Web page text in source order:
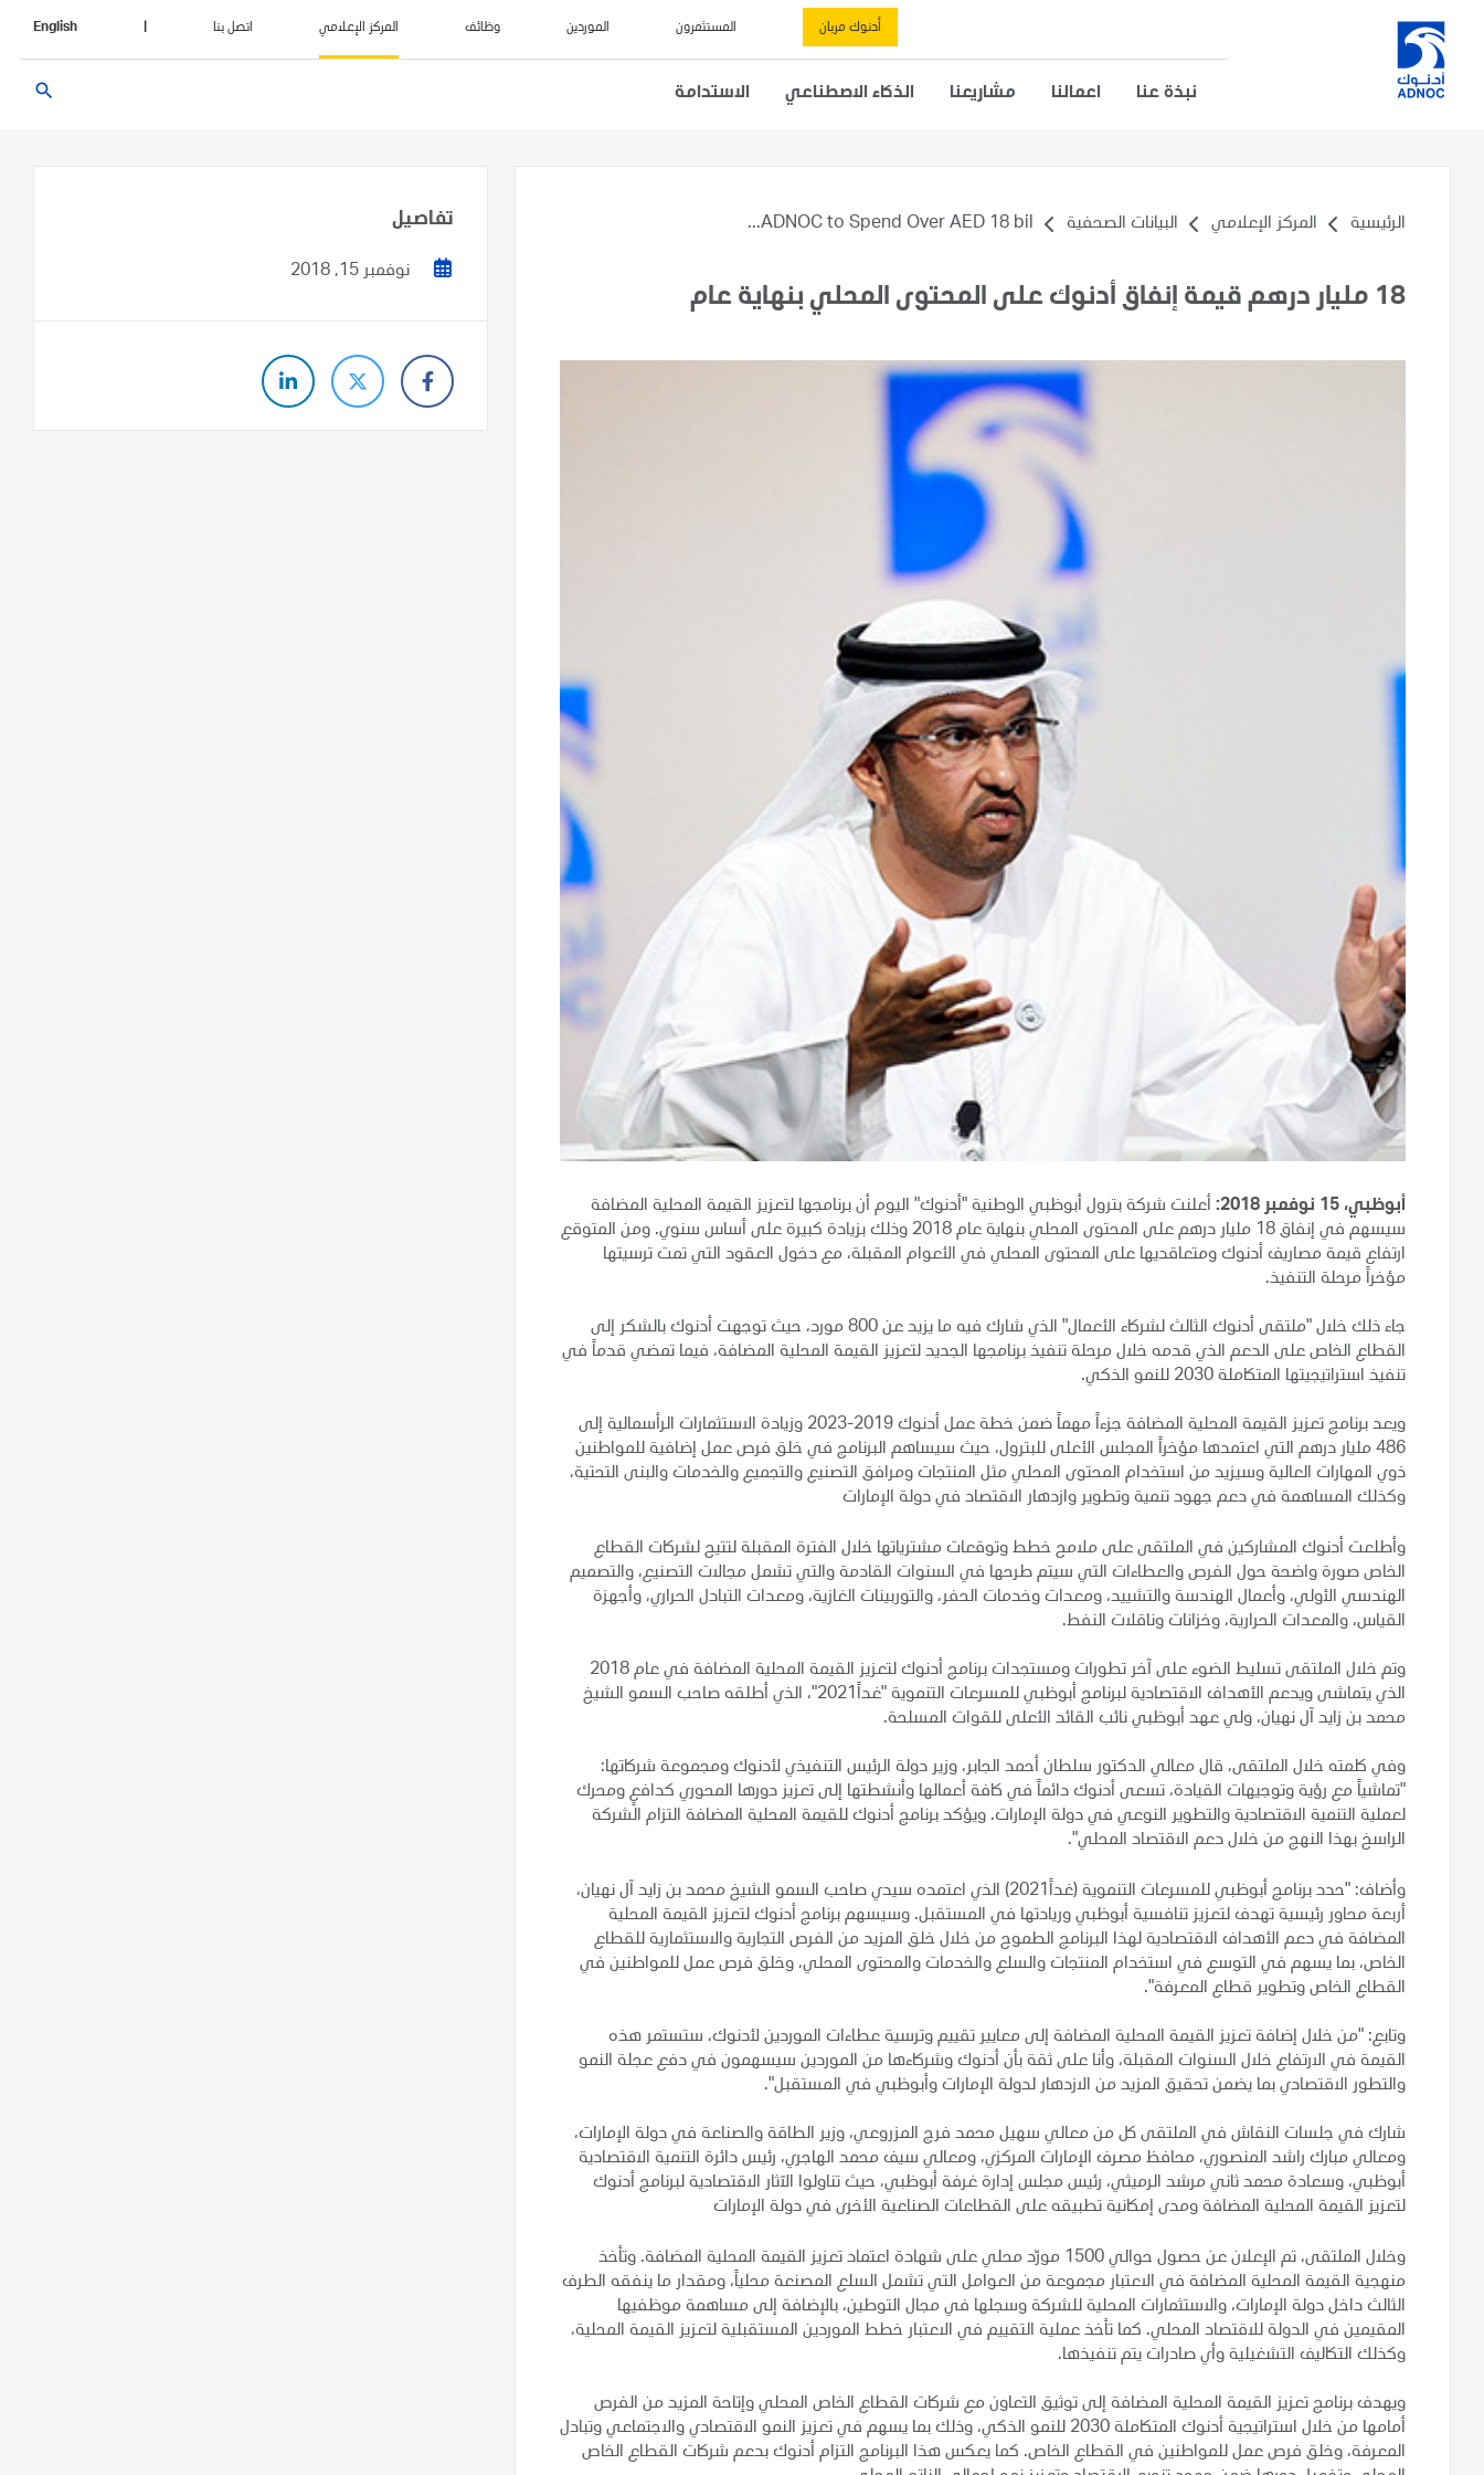
أدنوك مربان المستثمرون الموردين وظائف المركز الإعلامي اتصل بنا English
نبذة عنا اعمالنا مشاريعنا الذكاء الاصطناعي الاستدامة search
الرئيسية المركز الإعلامي البيانات الصحفية ADNOC to Spend Over AED 18 bil...
18 مليار درهم قيمة إنفاق أدنوك على المحتوى المحلي بنهاية عام
أبوظبي، 15 نوفمبر 2018:
أعلنت شركة بترول أبوظبي الوطنية "أدنوك" اليوم أن برنامجها لتعزيز القيمة المحلية المضافة
سيسهم في إنفاق 18 مليار درهم على المحتوى المحلي بنهاية عام 2018 وذلك بزيادة كبيرة على أساس سنوي. ومن المتوقع
ارتفاع قيمة مصاريف أدنوك ومتعاقديها على المحتوى المحلي في الأعوام المقبلة، مع دخول العقود التي تمت ترسيتها
مؤخراً مرحلة التنفيذ.
جاء ذلك خلال "ملتقى أدنوك الثالث لشركاء الأعمال" الذي شارك فيه ما يزيد عن 800 مورد، حيث توجهت أدنوك بالشكر إلى
القطاع الخاص على الدعم الذي قدمه خلال مرحلة تنفيذ برنامجها الجديد لتعزيز القيمة المحلية المضافة، فيما تمضي قدماً في
تنفيذ استراتيجيتها المتكاملة 2030 للنمو الذكي.
ويعد برنامج تعزيز القيمة المحلية المضافة جزءاً مهماً ضمن خطة عمل أدنوك 2019-2023 وزيادة الاستثمارات الرأسمالية إلى
486 مليار درهم التي اعتمدها مؤخراً المجلس الأعلى للبترول، حيث سيساهم البرنامج في خلق فرص عمل إضافية للمواطنين
ذوي المهارات العالية وسيزيد من استخدام المحتوى المحلي مثل المنتجات ومرافق التصنيع والتجميع والخدمات والبنى التحتية،
وكذلك المساهمة في دعم جهود تنمية وتطوير وازدهار الاقتصاد في دولة الإمارات
وأطلعت أدنوك المشاركين في الملتقى على ملامح خطط وتوقعات مشترياتها خلال الفترة المقبلة لتتيح لشركات القطاع
الخاص صورة واضحة حول الفرص والعطاءات التي سيتم طرحها في السنوات القادمة والتي تشمل مجالات التصنيع، والتصميم
الهندسي الأولي، وأعمال الهندسة والتشييد، ومعدات وخدمات الحفر، والتوربينات الغازية، ومعدات التبادل الحراري، وأجهزة
القياس، والمعدات الحرارية، وخزانات وناقلات النفط.
وتم خلال الملتقى تسليط الضوء على آخر تطورات ومستجدات برنامج أدنوك لتعزيز القيمة المحلية المضافة في عام 2018
الذي يتماشى ويدعم الأهداف الاقتصادية لبرنامج أبوظبي للمسرعات التنموية "غداً2021"، الذي أطلقه صاحب السمو الشيخ
محمد بن زايد آل نهيان، ولي عهد أبوظبي نائب القائد الأعلى للقوات المسلحة.
وفي كلمته خلال الملتقى، قال معالي الدكتور سلطان أحمد الجابر، وزير دولة الرئيس التنفيذي لأدنوك ومجموعة شركاتها:
"تماشياً مع رؤية وتوجيهات القيادة، تسعى أدنوك دائماً في كافة أعمالها وأنشطتها إلى تعزيز دورها المحوري كدافعٍ ومحرك
لعملية التنمية الاقتصادية والتطوير النوعي في دولة الإمارات. ويؤكد برنامج أدنوك للقيمة المحلية المضافة التزام الشركة
الراسخ بهذا النهج من خلال دعم الاقتصاد المحلي".
وأضاف: "حدد برنامج أبوظبي للمسرعات التنموية (غداً2021) الذي اعتمده سيدي صاحب السمو الشيخ محمد بن زايد آل نهيان،
أربعة محاور رئيسية تهدف لتعزيز تنافسية أبوظبي وريادتها في المستقبل. وسيسهم برنامج أدنوك لتعزيز القيمة المحلية
المضافة في دعم الأهداف الاقتصادية لهذا البرنامج الطموح من خلال خلق المزيد من الفرص التجارية والاستثمارية للقطاع
الخاص، بما يسهم في التوسع في استخدام المنتجات والسلع والخدمات والمحتوى المحلي، وخلق فرص عمل للمواطنين في
القطاع الخاص وتطوير قطاع المعرفة".
وتابع: "من خلال إضافة تعزيز القيمة المحلية المضافة إلى معايير تقييم وترسية عطاءات الموردين لأدنوك، ستستمر هذه
القيمة في الارتفاع خلال السنوات المقبلة، وأنا على ثقة بأن أدنوك وشركاءها من الموردين سيسهمون في دفع عجلة النمو
والتطور الاقتصادي بما يضمن تحقيق المزيد من الازدهار لدولة الإمارات وأبوظبي في المستقبل".
شارك في جلسات النقاش في الملتقى كل من معالي سهيل محمد فرج المزروعي، وزير الطاقة والصناعة في دولة الإمارات،
ومعالي مبارك راشد المنصوري، محافظ مصرف الإمارات المركزي، ومعالي سيف محمد الهاجري، رئيس دائرة التنمية الاقتصادية
أبوظبي، وسعادة محمد ثاني مرشد الرميثي، رئيس مجلس إدارة غرفة أبوظبي، حيث تناولوا الآثار الاقتصادية لبرنامج أدنوك
لتعزيز القيمة المحلية المضافة ومدى إمكانية تطبيقه على القطاعات الصناعية الأخرى في دولة الإمارات
وخلال الملتقى، تم الإعلان عن حصول حوالي 1500 مورّد محلي على شهادة اعتماد تعزيز القيمة المحلية المضافة. وتأخذ
منهجية القيمة المحلية المضافة في الاعتبار مجموعة من العوامل التي تشمل السلع المصنعة محلياً، ومقدار ما ينفقه الطرف
الثالث داخل دولة الإمارات، والاستثمارات المحلية للشركة وسجلها في مجال التوطين، بالإضافة إلى مساهمة موظفيها
المقيمين في الدولة للاقتصاد المحلي. كما تأخذ عملية التقييم في الاعتبار خطط الموردين المستقبلية لتعزيز القيمة المحلية،
وكذلك التكاليف التشغيلية وأي صادرات يتم تنفيذها.
ويهدف برنامج تعزيز القيمة المحلية المضافة إلى توثيق التعاون مع شركات القطاع الخاص المحلي وإتاحة المزيد من الفرص
أمامها من خلال استراتيجية أدنوك المتكاملة 2030 للنمو الذكي، وذلك بما يسهم في تعزيز النمو الاقتصادي والاجتماعي وتبادل
المعرفة، وخلق فرص عمل للمواطنين في القطاع الخاص. كما يعكس هذا البرنامج التزام أدنوك بدعم شركات القطاع الخاص
تفاصيل
نوفمبر 15, 2018